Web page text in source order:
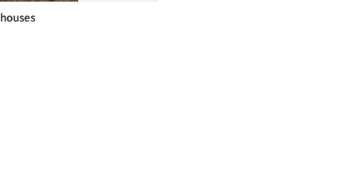
houses